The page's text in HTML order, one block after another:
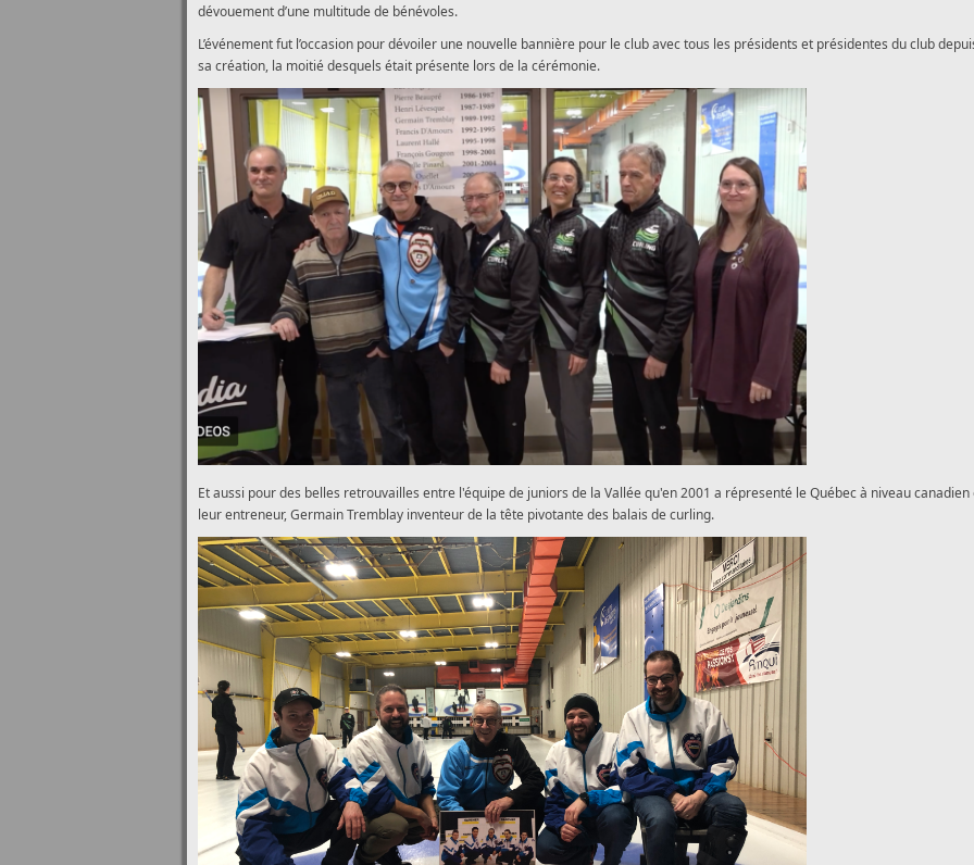
dévouement d’une multitude de bénévoles.
L’événement fut l’occasion pour dévoiler une nouvelle bannière pour le club avec tous les présidents et présidentes du club
sa création, la moitié desquels était présente lors de la cérémonie.
Et aussi pour des belles retrouvailles entre l'équipe de juniors de la Vallée qu'en 2001 a répresenté le Québec à niveau canadien
leur entreneur, Germain Tremblay inventeur de la tête pivotante des balais de curling.